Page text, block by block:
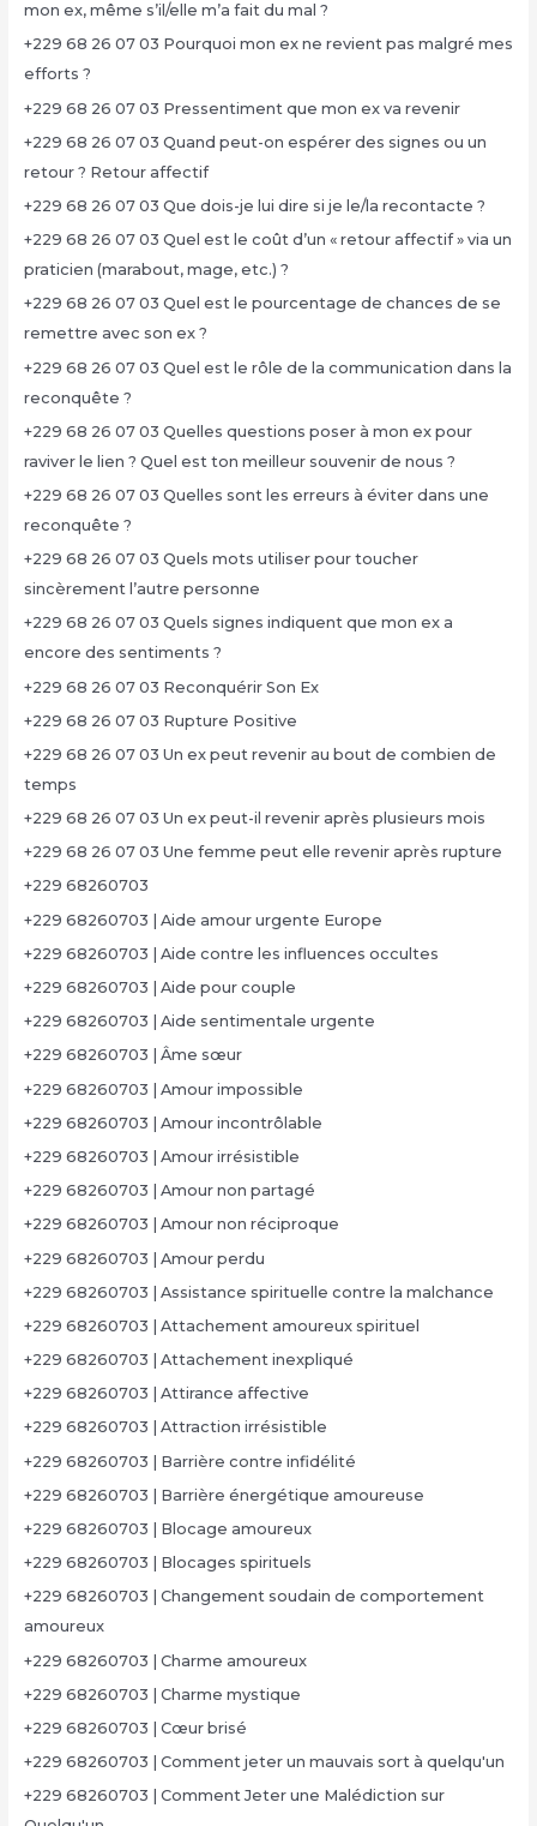
mon ex, même s’il/elle m’a fait du mal ?
+229 68 26 07 03 Pourquoi mon ex ne revient pas malgré mes
efforts ?
+229 68 26 07 03 Pressentiment que mon ex va revenir
+229 68 26 07 03 Quand peut-on espérer des signes ou un
retour ? Retour affectif
+229 68 26 07 03 Que dois-je lui dire si je le/la recontacte ?
+229 68 26 07 03 Quel est le coût d’un « retour affectif » via un
praticien (marabout, mage, etc.) ?
+229 68 26 07 03 Quel est le pourcentage de chances de se
remettre avec son ex ?
+229 68 26 07 03 Quel est le rôle de la communication dans la
reconquête ?
+229 68 26 07 03 Quelles questions poser à mon ex pour
raviver le lien ? Quel est ton meilleur souvenir de nous ?
+229 68 26 07 03 Quelles sont les erreurs à éviter dans une
reconquête ?
+229 68 26 07 03 Quels mots utiliser pour toucher
sincèrement l’autre personne
+229 68 26 07 03 Quels signes indiquent que mon ex a
encore des sentiments ?
+229 68 26 07 03 Reconquérir Son Ex
+229 68 26 07 03 Rupture Positive
+229 68 26 07 03 Un ex peut revenir au bout de combien de
temps
+229 68 26 07 03 Un ex peut-il revenir après plusieurs mois
+229 68 26 07 03 Une femme peut elle revenir après rupture
+229 68260703
+229 68260703 | Aide amour urgente Europe
+229 68260703 | Aide contre les influences occultes
+229 68260703 | Aide pour couple
+229 68260703 | Aide sentimentale urgente
+229 68260703 | Âme sœur
+229 68260703 | Amour impossible
+229 68260703 | Amour incontrôlable
+229 68260703 | Amour irrésistible
+229 68260703 | Amour non partagé
+229 68260703 | Amour non réciproque
+229 68260703 | Amour perdu
+229 68260703 | Assistance spirituelle contre la malchance
+229 68260703 | Attachement amoureux spirituel
+229 68260703 | Attachement inexpliqué
+229 68260703 | Attirance affective
+229 68260703 | Attraction irrésistible
+229 68260703 | Barrière contre infidélité
+229 68260703 | Barrière énergétique amoureuse
+229 68260703 | Blocage amoureux
+229 68260703 | Blocages spirituels
+229 68260703 | Changement soudain de comportement
amoureux
+229 68260703 | Charme amoureux
+229 68260703 | Charme mystique
+229 68260703 | Cœur brisé
+229 68260703 | Comment jeter un mauvais sort à quelqu'un
+229 68260703 | Comment Jeter une Malédiction sur